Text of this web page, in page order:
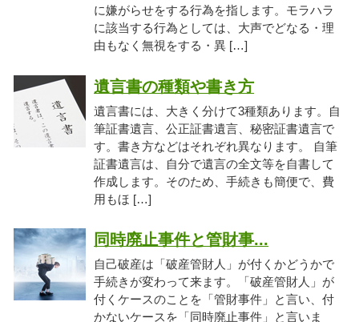
に嫌がらせをする行為を指します。モラハラ
に該当する行為としては、大声でどなる・理
由もなく無視をする・異 […]
遺言書の種類や書き方
遺言書には、大きく分けて3種類あります。自
筆証書遺言、公正証書遺言、秘密証書遺言で
す。書き方などはそれぞれ異なります。 自筆
証書遺言は、自分で遺言の全文等を自書して
作成します。そのため、手続きも簡便で、費
用もほ […]
同時廃止事件と管財事...
自己破産は「破産管財人」が付くかどうかで
手続きが変わって来ます。「破産管財人」が
付くケースのことを「管財事件」と言い、付
かないケースを「同時廃止事件」と言いま